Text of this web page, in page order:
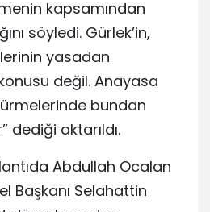
kapsamından
söyledi. Gürlek’in,
yasadan
değil. Anayasa
bundan
dediği aktarıldı.
Abdullah Öcalan
Başkanı Selahattin